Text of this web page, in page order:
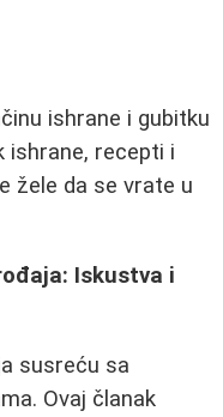
ishrane i gubitku
ishrane, recepti i
žele da se vrate u
Iskustva i
susreću sa
Ovaj članak